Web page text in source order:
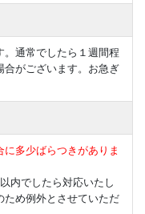
。通常でしたら１週間程
合がございます。お急ぎ
多少ばらつきがありま
内でしたら対応いたし
ため例外とさせていただ